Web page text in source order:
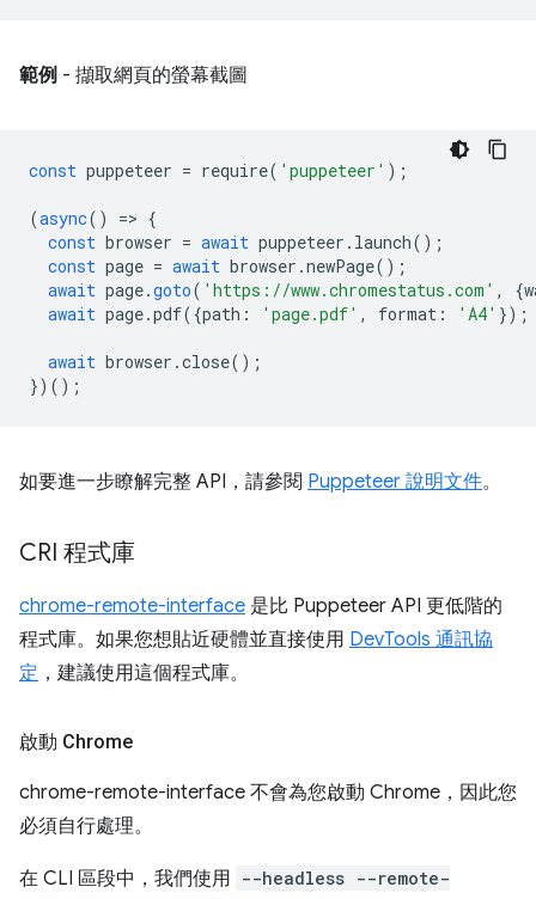
範例 - 擷取網頁的螢幕截圖
const puppeteer = require( 'puppeteer' );
(async() => {
const browser = await puppeteer . launch();
const page = await browser .newPage();
await page.goto( 'https://www.chromestatus.com' , {
await page.pdf({path : 'page.pdf' , format : 'A4' });
await browser .close();
})();
如要進一步瞭解完整 API，請參閱 Puppeteer 說明文件。
CRI 程式庫
chrome-remote-interface 是比 Puppeteer API 更低階的
程式庫。如果您想貼近硬體並直接使用 DevTools 通訊協
定 ，建議使用這個程式庫。
啟動 Chrome
chrome-remote-interface 不會為您啟動 Chrome，因此您
必須自行處理。
在 CLI 區段中，我們使用 --headless --remote-